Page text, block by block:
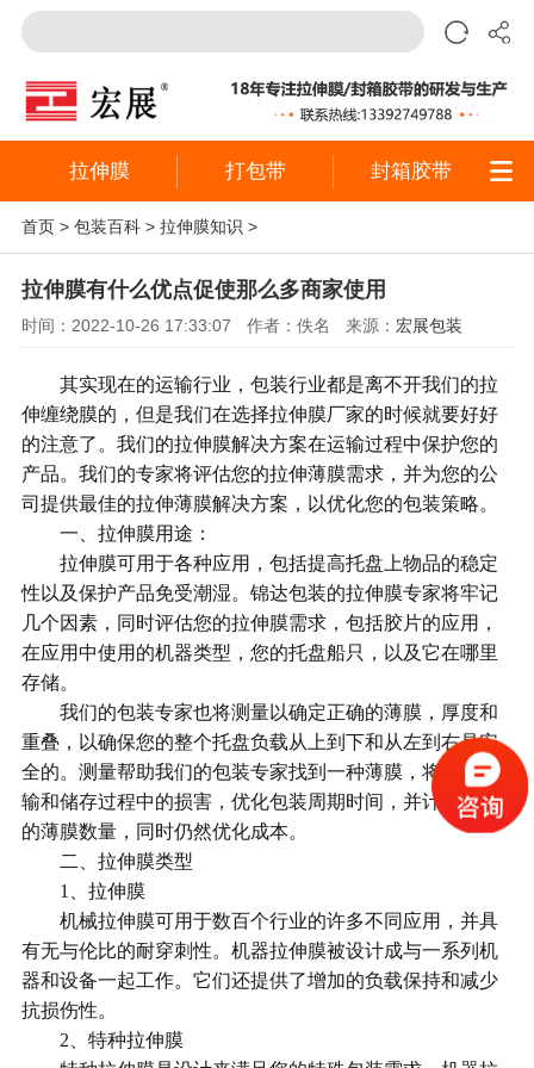
拉伸膜 打包带 封箱胶带
首页> 包装百科> 拉伸膜知识 >
拉伸膜有什么优点促使那么多商家使用
时间：2022-10-26 17:33:07 作者：佚名 来源： 宏展包装
其实现在的运输行业，包装行业都是离不开我们的拉
伸缠绕膜的，但是我们在选择拉伸膜厂家的时候就要好好
的注意了。我们的拉伸膜解决方案在运输过程中保护您的
产品。我们的专家将评估您的拉伸薄膜需求，并为您的公
司提供最佳的拉伸薄膜解决方案，以优化您的包装策略。
一、拉伸膜用途：
拉伸膜可用于各种应用，包括提高托盘上物品的稳定
性以及保护产品免受潮湿。锦达包装的拉伸膜专家将牢记
几个因素，同时评估您的拉伸膜需求，包括胶片的应用，
在应用中使用的机器类型，您的托盘船只，以及它在哪里
存储。
我们的包装专家也将测量以确定正确的薄膜，厚度和
重叠，以确保您的整个托盘负载从上到下和从左到右是安
全的。测量帮助我们的包装专家找到一种薄膜，将减少运
输和储存过程中的损害，优化包装周期时间，并计算所需
的薄膜数量，同时仍然优化成本。
二、拉伸膜类型
1、拉伸膜
机械拉伸膜可用于数百个行业的许多不同应用，并具
有无与伦比的耐穿刺性。机器拉伸膜被设计成与一系列机
器和设备一起工作。它们还提供了增加的负载保持和减少
抗损伤性。
2、特种拉伸膜